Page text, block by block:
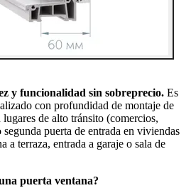
y funcionalidad sin sobreprecio. Es
con profundidad de montaje de
lugares de alto tránsito (comercios,
puerta de entrada en viviendas
a terraza, entrada a garaje o sala de
puerta ventana?